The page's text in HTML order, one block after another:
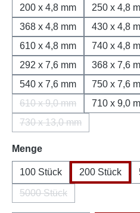
200 x 4,8 mm 250 x 4,8
368 x 4,8 mm
430 x 4,8
610 x 4,8 mm
740 x 4,8
292 x 7,6 mm
368 x 7,6
540 x 7,6 mm
750 x 7,6
610 x 9,0 mm
(Diese Option ist
710 x 9,0
730 x 13,0 mm
(Diese Option ist zurzeit
Mengeauswählen
100 Stück 200 Stück
5000 Stück
(Diese Option ist zurzeit